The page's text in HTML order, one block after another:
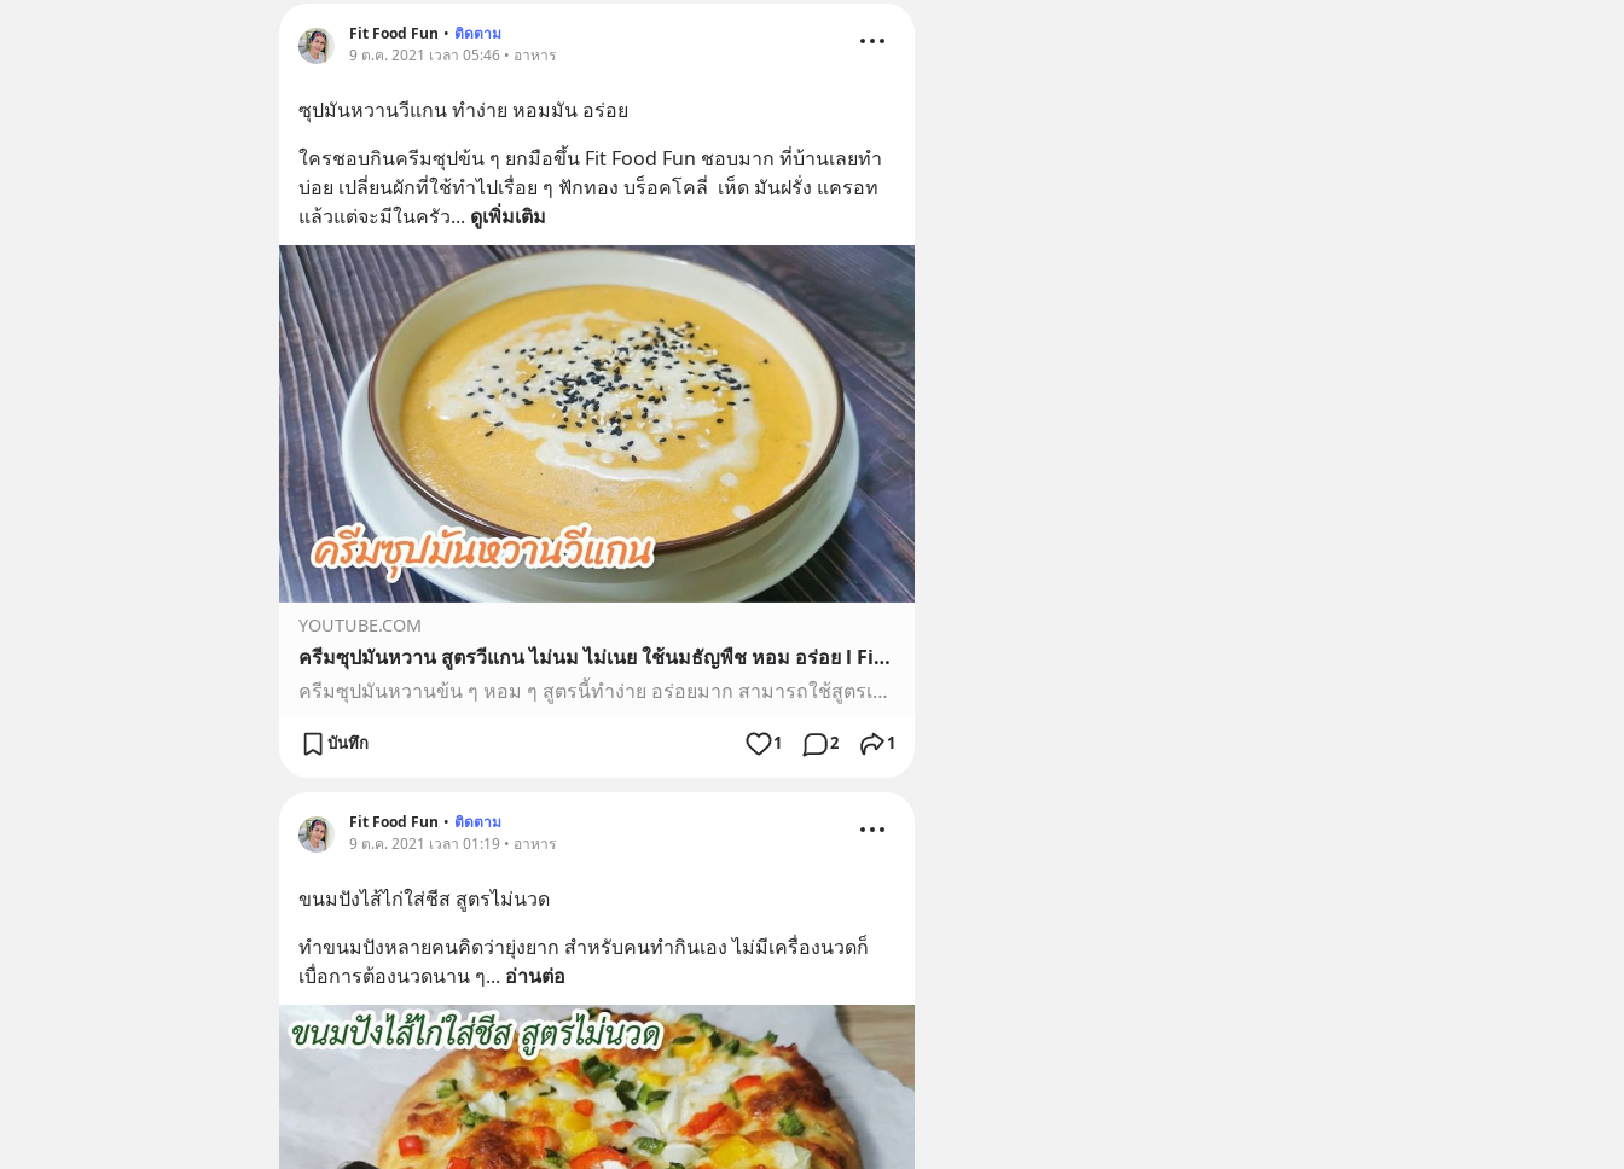
Fit Food Fun • ติดตาม
9 ต.ค. 2021 เวลา 05:46 • อาหาร
ซุปมันหวานวีแกน ทำง่าย หอมมัน อร่อย
ใครชอบกินครีมซุปข้น ๆ ยกมือขึ้น Fit Food Fun ชอบมาก ที่บ้านเลยทำ
บ่อย เปลี่ยนผักที่ใช้ทำไปเรื่อย ๆ ฟักทอง บร็อคโคลี่  เห็ด มันฝรั่ง แครอท
แล้วแต่จะมีในครัว... ดูเพิ่มเติม
YOUTUBE.COM
ครีมซุปมันหวาน สูตรวีแกน ไม่นม ไม่เนย ใช้นมธัญพืช หอม อร่อย l Fit Food Fun
ครีมซุปมันหวานข้น ๆ หอม ๆ สูตรนี้ทำง่าย อร่อยมาก สามารถใช้สูตรเดียวกันทำซุปฟักทอง มันฝรั่ง หรือผักอื่น ๆ ได้ตามชอบส่วนผสมมันหวาน 450 กรัมหอมใหญ่ 1 หัวกลางกระ...
บันทึก 1 2 1
Fit Food Fun • ติดตาม
9 ต.ค. 2021 เวลา 01:19 • อาหาร
ขนมปังไส้ไก่ใส่ชีส สูตรไม่นวด
ทำขนมปังหลายคนคิดว่ายุ่งยาก สำหรับคนทำกินเอง ไม่มีเครื่องนวดก็
เบื่อการต้องนวดนาน ๆ... อ่านต่อ